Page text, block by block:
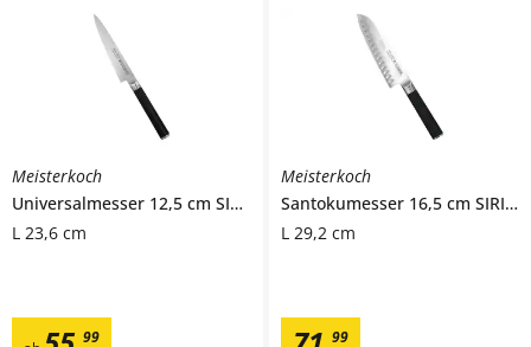
Meisterkoch
Universalmesser 12,5 cm SIRIUS
L 23,6 cm
99
Meisterkoch
Santokumesser 16,5 cm SIRIUS
L 29,2 cm
99